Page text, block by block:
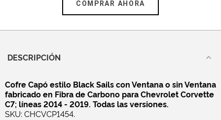
COMPRAR AHORA
DESCRIPCIÓN
Cofre Capó estilo Black Sails con Ventana o sin Ventana
fabricado en Fibra de Carbono para Chevrolet Corvette
C7; líneas 2014 - 2019. Todas las versiones.
SKU: CHCVCP1454.